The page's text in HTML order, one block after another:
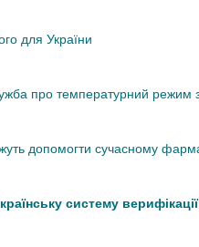
для України
про температурний режим
допомогти сучасному
систему